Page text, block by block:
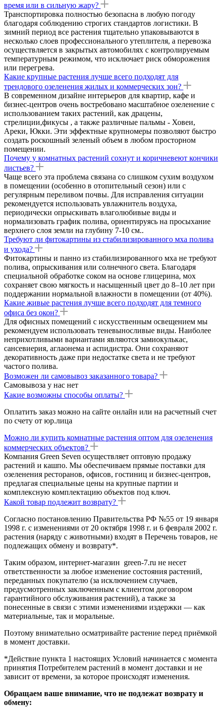
время или в сильную жару?
Транспортировка полностью безопасна в любую погоду
благодаря соблюдению строгих стандартов логистики. В
зимний период все растения тщательно упаковываются в
несколько слоев профессионального утеплителя, а перевозка
осуществляется в закрытых автомобилях с контролируемым
температурным режимом, что исключает риск обморожения
или перегрева.
Какие крупные растения лучше всего подходят для
трендового озеленения жилых и коммерческих зон?
В современном дизайне интерьеров для квартир, кафе и
бизнес-центров очень востребовано масштабное озеленение с
использованием таких растений, как драцены,
стрелиции,фикусы , а также различные пальмы - Ховеи,
Ареки, Юкки. Эти эффектные крупномеры позволяют быстро
создать роскошный зеленый объем в любом просторном
помещении.
Почему у комнатных растений сохнут и коричневеют кончики
листьев?
Чаще всего эта проблема связана со слишком сухим воздухом
в помещении (особенно в отопительный сезон) или с
регулярным переливом почвы. Для исправления ситуации
рекомендуется использовать увлажнитель воздуха,
периодически опрыскивать влаголюбивые виды и
нормализовать график полива, ориентируясь на просыхание
верхнего слоя земли на глубину 7-10 см..
Требуют ли фитокартины из стабилизированного мха полива
и ухода?
Фитокартины и панно из стабилизированного мха не требуют
полива, опрыскивания или солнечного света. Благодаря
специальной обработке соком на основе глицерина, мох
сохраняет свою мягкость и насыщенный цвет до 8–10 лет при
поддержании нормальной влажности в помещении (от 40%).
Какие живые растения лучше всего подходят для темного
офиса без окон?
Для офисных помещений с искусственным освещением мы
рекомендуем использовать теневыносливые виды. Наиболее
неприхотливыми вариантами являются замиокулькас,
сансевиерия, аглаонема и аспидистра. Они сохраняют
декоративность даже при недостатке света и не требуют
частого полива.
Возможен ли самовывоз заказанного товара?
Самовывоза у нас нет
Какие возможны способы оплаты?
Оплатить заказ можно на сайте онлайн или на расчетный счет
по счету от юр.лица
Можно ли купить комнатные растения оптом для озеленения
коммерческих объектов?
Компания Green Seven осуществляет оптовую продажу
растений и кашпо. Мы обеспечиваем прямые поставки для
озеленения ресторанов, офисов, гостиниц и бизнес-центров,
предлагая специальные цены на крупные партии и
комплексную комплектацию объектов под ключ.
Какой товар подлежит возврату?
Согласно постановлению Правительства РФ №55 от 19 января
1998 г. с изменениями от 20 октября 1998 г. и 6 февраля 2002 г.
растения (наряду с животными) входят в Перечень товаров, не
подлежащих обмену и возврату*.
Таким образом, интернет-магазин green-7.ru не несет
ответственности за любое изменение состояния растений,
переданных покупателю (за исключением случаев,
предусмотренных заключенным с клиентом договором
гарантийного обслуживания растений), а также за
понесенные в связи с этими изменениями издержки — как
материальные, так и моральные.
Поэтому внимательно осматривайте растение перед приёмкой
в момент доставки.
*Действие пункта 1 настоящих Условий начинается с момента
принятия Потребителем растений в момент доставки и не
зависит от времени, за которое происходят изменения.
Обращаем ваше внимание, что не подлежат возврату и
обмену: